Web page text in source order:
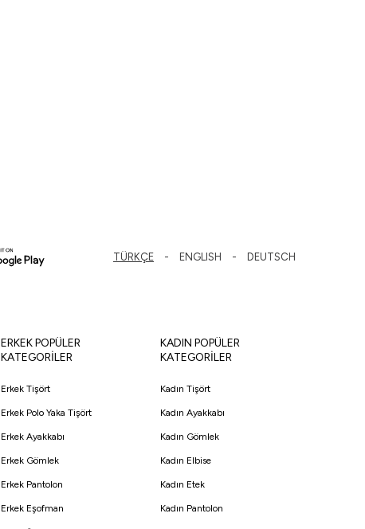
TÜRKÇE ENGLISH DEUTSCH
ERKEK POPÜLER
KATEGORİLER
Erkek Tişört
Erkek Polo Yaka Tişört
Erkek Ayakkabı
Erkek Gömlek
Erkek Pantolon
Erkek Eşofman
KADIN POPÜLER
KATEGORİLER
Kadın Tişört
Kadın Ayakkabı
Kadın Gömlek
Kadın Elbise
Kadın Etek
Kadın Pantolon